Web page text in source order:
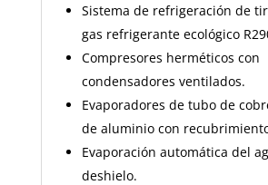
Sistema de refrigeración de
gas refrigerante ecológico
Compresores herméticos con
condensadores ventilados.
Evaporadores de tubo de
de aluminio con
Evaporación automática del
deshielo.